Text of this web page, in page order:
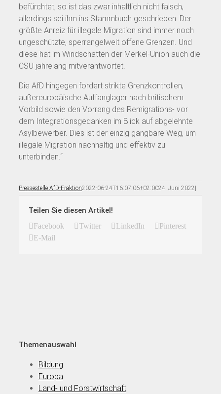
befürchtet, so ist das zwar inhaltlich nicht falsch,
allerdings sei ihm ins Stammbuch geschrieben: Der
größte Anreiz für illegale Migration sind immer noch
ungeschützte, sperrangelweit offene Grenzen. Und
diese hat im Windschatten der Merkel-Union auch die
CSU jahrelang mitverantwortet.
Die AfD hingegen fordert strikte Grenzkontrollen,
außereuropäische Auffanglager nach britischem
Vorbild sowie den Vorrang des Remigrations- vor
dem Integrationsgedanken im Blick auf abgelehnte
Asylbewerber. Dies ist der einzig gangbare Weg, um
illegale Migration nachhaltig und effektiv zu
unterbinden.“
Pressestelle AfD-Fraktion2022-06-24T16:07:06+02:0024. Juni 2022 |
Teilen Sie diesen Artikel!
Facebook Twitter LinkedIn
Pinterest
E-Mail
Themenauswahl
Bildung
Europa
Land- und Forstwirtschaft